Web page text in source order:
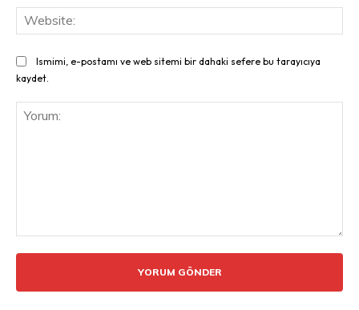
Ismimi, e-postamı ve web sitemi bir dahaki sefere bu tarayıcıya
kaydet.